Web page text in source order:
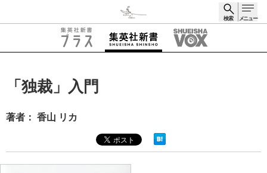
検索 メニュー
「独裁」入門
著者： 香山 リカ